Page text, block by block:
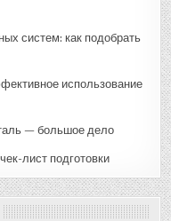
систем: как подобрать
использование
— большое дело
лист подготовки